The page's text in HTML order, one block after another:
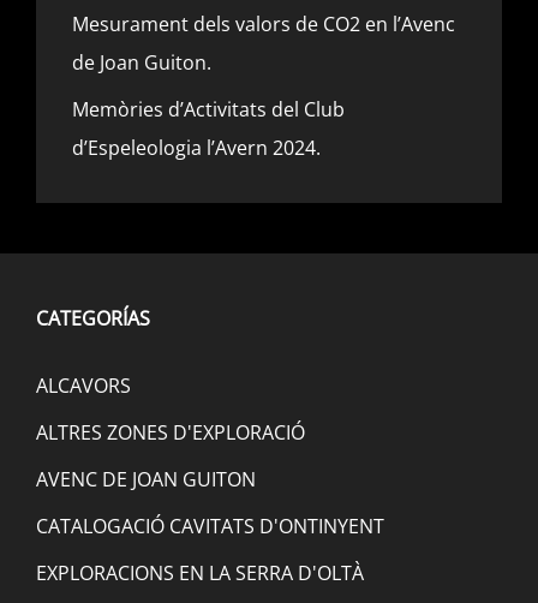
Mesurament dels valors de CO2 en l’Avenc
de Joan Guiton.
Memòries d’Activitats del Club
d’Espeleologia l’Avern 2024.
CATEGORÍAS
ALCAVORS
ALTRES ZONES D'EXPLORACIÓ
AVENC DE JOAN GUITON
CATALOGACIÓ CAVITATS D'ONTINYENT
EXPLORACIONS EN LA SERRA D'OLTÀ